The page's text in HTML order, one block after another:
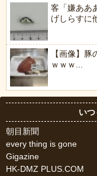
客「嫌ああ
げしらすに
【画像】
ｗｗｗ...
い
朝目新聞
every thing is gone
Gigazine
HK-DMZ PLUS.COM